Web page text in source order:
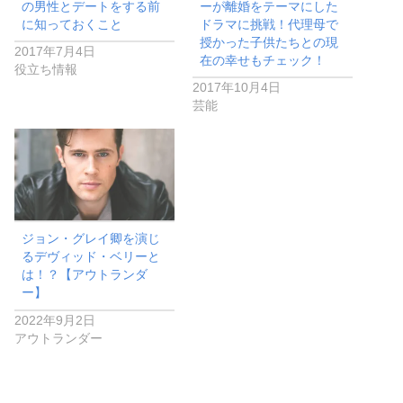
の男性とデートをする前
に知っておくこと
2017年7月4日
役立ち情報
ーが離婚をテーマにした
ドラマに挑戦！代理母で
授かった子供たちとの現
在の幸せもチェック！
2017年10月4日
芸能
ジョン・グレイ卿を演じ
るデヴィッド・ベリーと
は！？【アウトランダ
ー】
2022年9月2日
アウトランダー